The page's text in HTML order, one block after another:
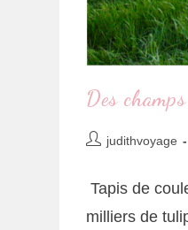
Des
judithvoyage
Tapis de
milliers de